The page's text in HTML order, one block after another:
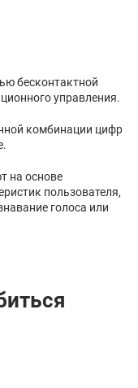
бесконтактной
управления.
комбинации цифр
на основе
пользователя,
голоса или